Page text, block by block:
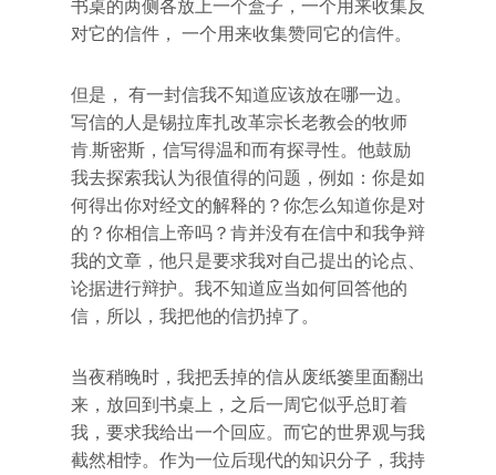
书桌的两侧各放上一个盒子，一个用来收集反
对它的信件， 一个用来收集赞同它的信件。
但是， 有一封信我不知道应该放在哪一边。
写信的人是锡拉库扎改革宗长老教会的牧师
肯.斯密斯，信写得温和而有探寻性。他鼓励
我去探索我认为很值得的问题，例如：你是如
何得出你对经文的解释的？你怎么知道你是对
的？你相信上帝吗？肯并没有在信中和我争辩
我的文章，他只是要求我对自己提出的论点、
论据进行辩护。我不知道应当如何回答他的
信，所以，我把他的信扔掉了。
当夜稍晚时，我把丢掉的信从废纸篓里面翻出
来，放回到书桌上，之后一周它似乎总盯着
我，要求我给出一个回应。而它的世界观与我
截然相悖。作为一位后现代的知识分子，我持